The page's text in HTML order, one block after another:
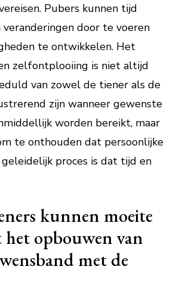
Pubers kunnen tijd
door te voeren
te ontwikkelen. Het
zelfontplooiing is niet altijd
van zowel de tiener als de
zijn wanneer gewenste
worden bereikt, maar
te onthouden dat persoonlijke
proces is dat tijd en
kunnen moeite
het opbouwen van
met de